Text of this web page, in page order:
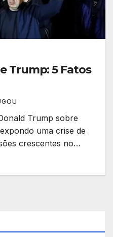
Trump: 5 Fatos
Trump sobre
uma crise de
crescentes no…